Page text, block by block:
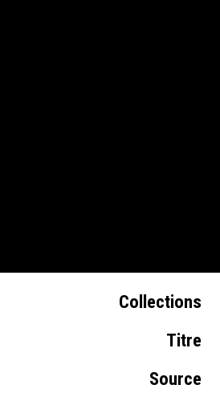
Collections
Titre
Source